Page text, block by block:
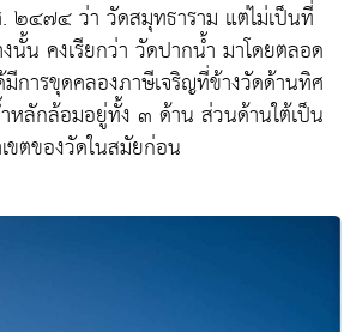
๔๗๔ ว่า วัดสมุทธาราม แต่ไม่เป็นที่
นั้น คงเรียกว่า วัดปากน้ำ มาโดยตลอด
การขุดคลองภาษีเจริญที่ข้างวัดด้านทิศ
หลักล้อมอยู่ทั้ง ๓ ด้าน ส่วนด้านใต้เป็น
ขตของวัดในสมัยก่อน